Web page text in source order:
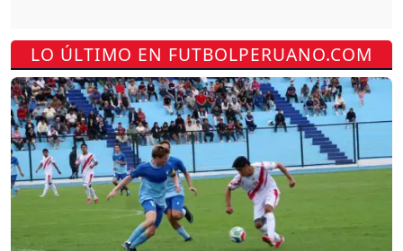
LO ÚLTIMO EN FUTBOLPERUANO.COM